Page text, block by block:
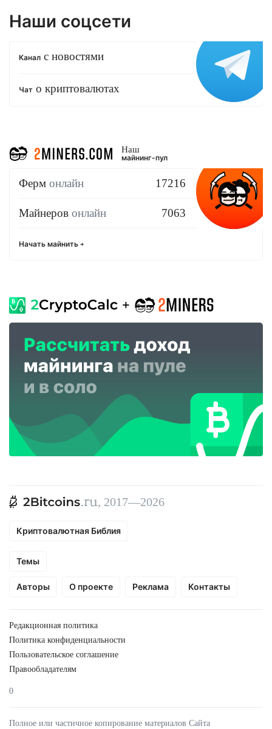
Наши соцсети
Канал с новостями
Чат о криптовалютах
Наш
майнинг-пул
Ферм онлайн 17216
Майнеров онлайн 7063
Начать майнить
, 2017—2026
Криптовалютная Библия
Темы
Авторы О проекте Реклама Контакты
Редакционная политика
Политика конфиденциальности
Пользовательское соглашение
Правообладателям
0
Полное или частичное копирование материалов Сайта